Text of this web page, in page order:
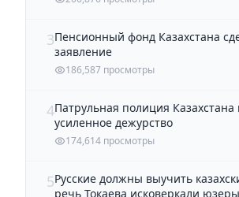
3Пенсионный фонд Казахстана
заявление
186,587 просмотры
4Патрульная полиция
усиленное дежурство
174,614 просмотры
5Русские должны выучить
речь Токаева исковеркали